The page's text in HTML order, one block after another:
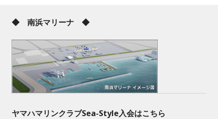
◆ 南浜マリーナ ◆
ヤマハマリンクラブSea-Style入会はこちら